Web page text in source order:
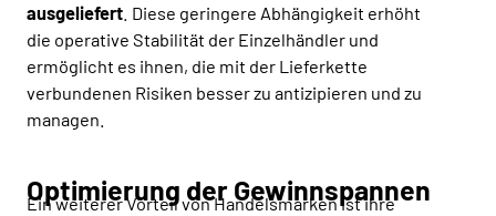
ausgeliefert . Diese geringere Abhängigkeit erhöht
die operative Stabilität der Einzelhändler und
ermöglicht es ihnen, die mit der Lieferkette
verbundenen Risiken besser zu antizipieren und zu
managen.
Optimierung der Gewinnspannen
Ein weiterer Vorteil von Handelsmarken ist ihre